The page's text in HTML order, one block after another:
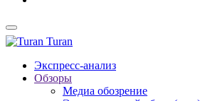
Turan
Экспресс-анализ
Обзоры
Медиа обозрение